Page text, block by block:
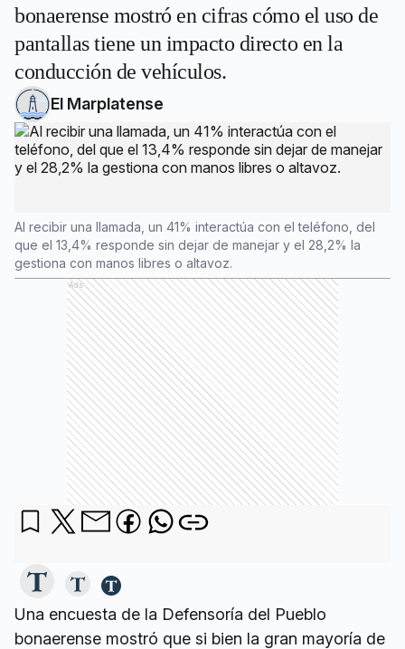
bonaerense mostró en cifras cómo el uso de
pantallas tiene un impacto directo en la
conducción de vehículos.
El Marplatense
Al recibir una llamada, un 41% interactúa con el teléfono, del
que el 13,4% responde sin dejar de manejar y el 28,2% la
gestiona con manos libres o altavoz.
Ads
Una encuesta de la Defensoría del Pueblo
bonaerense mostró que si bien la gran mayoría de